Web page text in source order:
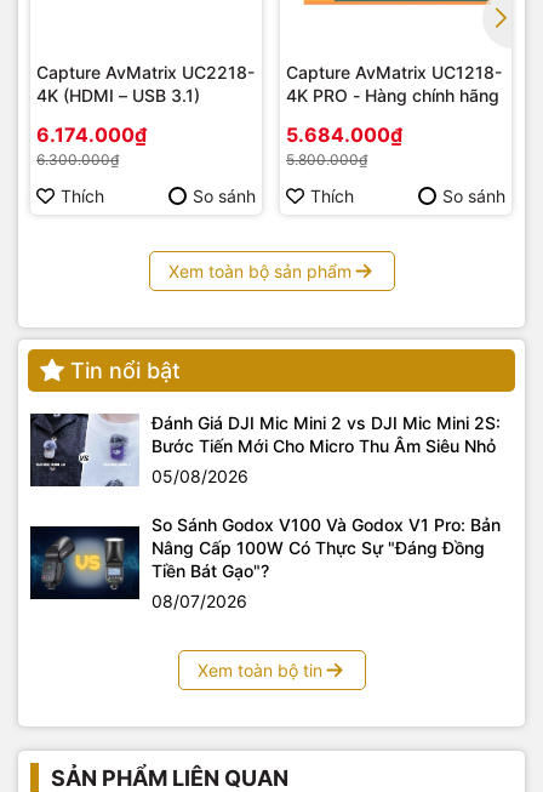
đối tượng cúi mặt xuống hay chỉ lộ diện một phần khuôn
mặt.
Hệ thống 4D Focus được trang bị trên máy cho phép chụp
mang lại hiệu suất cải thiện tốc độ lên gấp đôi so với thế hệ
trước.
Không những vậy, Sony A7 III còn sở hữu những tính năng
động phức tạp của chủ thể, cũng như dự đoán chuyển động
chính xác hơn làm cho chiếc máy này thực sự hoàn hảo
Ổn định hình ảnh 5 trục SteadyShot trên
Sony A7 III
Capture AvMatrix UC2218-
4K (HDMI – USB 3.1)
6.174.000₫
6.300.000₫
Thích So sánh
Capture AvMatrix UC1218-
4K PRO - Hàng chính hãng
5.684.000₫
5.800.000₫
Thích So sánh
Xem toàn bộ sản phẩm
Tin nổi bật
Đánh Giá DJI Mic Mini 2 vs DJI Mic Mini 2S:
Bước Tiến Mới Cho Micro Thu Âm Siêu Nhỏ
05/08/2026
So Sánh Godox V100 Và Godox V1 Pro: Bản
Nâng Cấp 100W Có Thực Sự "Đáng Đồng
Tiền Bát Gạo"?
08/07/2026
Xem toàn bộ tin
SẢN PHẨM LIÊN QUAN